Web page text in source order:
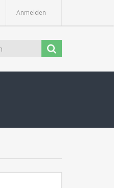
Anmelden